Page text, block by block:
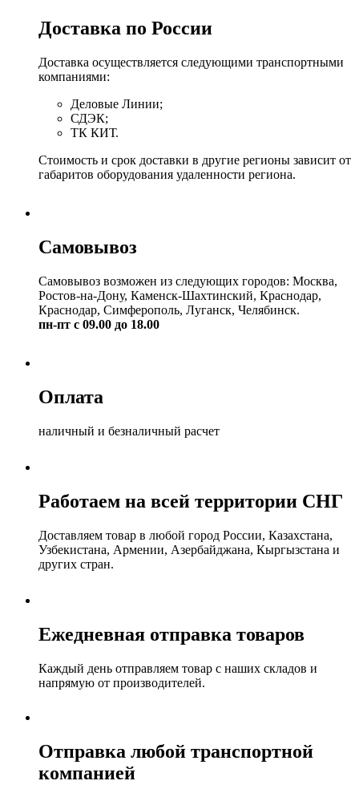
Доставка по России
Доставка осуществляется следующими транспортными
компаниями:
Деловые Линии;
СДЭК;
ТК КИТ.
Стоимость и срок доставки в другие регионы зависит от
габаритов оборудования удаленности региона.
Самовывоз
Самовывоз возможен из следующих городов: Москва,
Ростов-на-Дону, Каменск-Шахтинский, Краснодар,
Краснодар, Симферополь, Луганск, Челябинск.
пн-пт с 09.00 до 18.00
Оплата
наличный и безналичный расчет
Работаем на всей территории СНГ
Доставляем товар в любой город России, Казахстана,
Узбекистана, Армении, Азербайджана, Кыргызстана и
других стран.
Ежедневная отправка товаров
Каждый день отправляем товар с наших складов и
напрямую от производителей.
Отправка любой транспортной
компанией